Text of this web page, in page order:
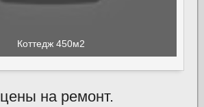
Коттедж 450м2
на ремонт.